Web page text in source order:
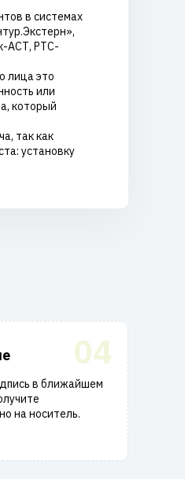
в системах
АСТ, РТС-
лица это
или
который
так как
установку
04
в ближайшем
на носитель.